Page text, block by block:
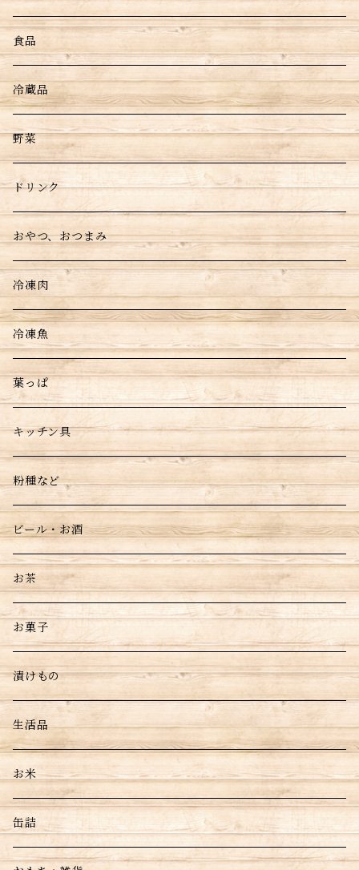
食品
冷蔵品
野菜
ドリンク
おやつ、おつまみ
冷凍肉
冷凍魚
葉っぱ
キッチン具
粉種など
ビール・お酒
お茶
お菓子
漬けもの
生活品
お米
缶詰